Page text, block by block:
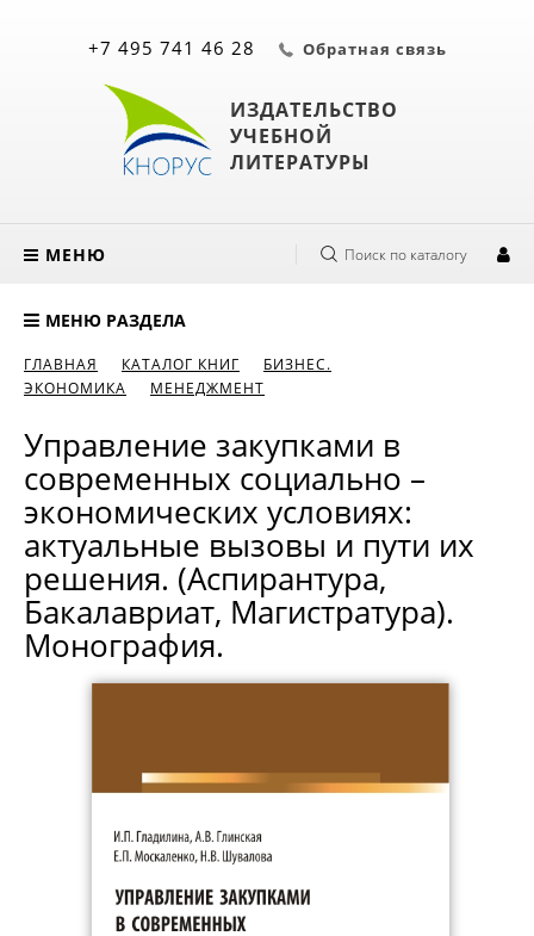
ИЗДАТЕЛЬСТВО
УЧЕБНОЙ
ЛИТЕРАТУРЫ
+7 495 741 46 28 Обратная связь
МЕНЮ Поиск по каталогу
МЕНЮ РАЗДЕЛА
ГЛАВНАЯ КАТАЛОГ КНИГ
БИЗНЕС.
ЭКОНОМИКА
МЕНЕДЖМЕНТ
Управление закупками в
современных социально –
экономических условиях:
актуальные вызовы и пути их
решения. (Аспирантура,
Бакалавриат, Магистратура).
Монография.